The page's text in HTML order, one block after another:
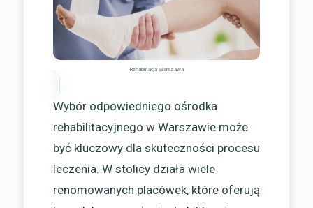
Rehabilitacja Warszawa
Wybór odpowiedniego ośrodka
rehabilitacyjnego w Warszawie może
być kluczowy dla skuteczności procesu
leczenia. W stolicy działa wiele
renomowanych placówek, które oferują